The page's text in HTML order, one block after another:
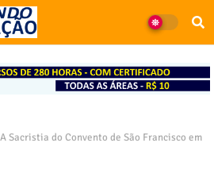
A Sacristia do Convento de São Francisco em